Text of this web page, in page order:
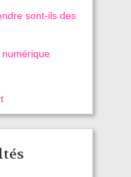
sont-ils des
numérique